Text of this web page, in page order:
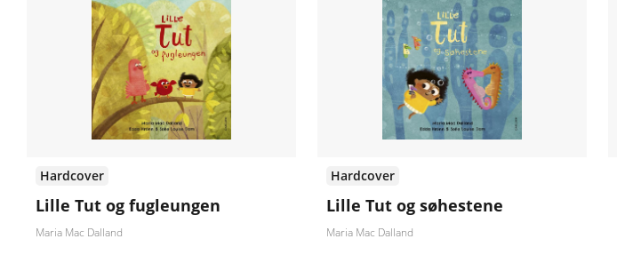
Hardcover
Lille Tut og fugleungen
Maria Mac Dalland
Hardcover
Lille Tut og søhestene
Maria Mac Dalland